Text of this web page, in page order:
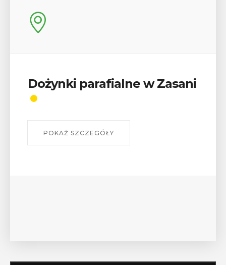
Wykład „Jak zdobyć
odznaki na myślenickich
W środę 12 sierpnia o godz. 17 w Miejskiej